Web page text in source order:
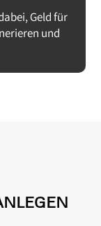
Geld für
und